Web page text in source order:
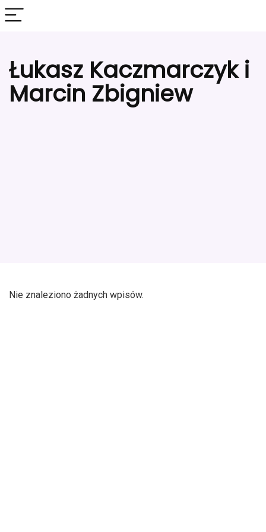
Łukasz Kaczmarczyk i
Marcin Zbigniew
Nie znaleziono żadnych wpisów.